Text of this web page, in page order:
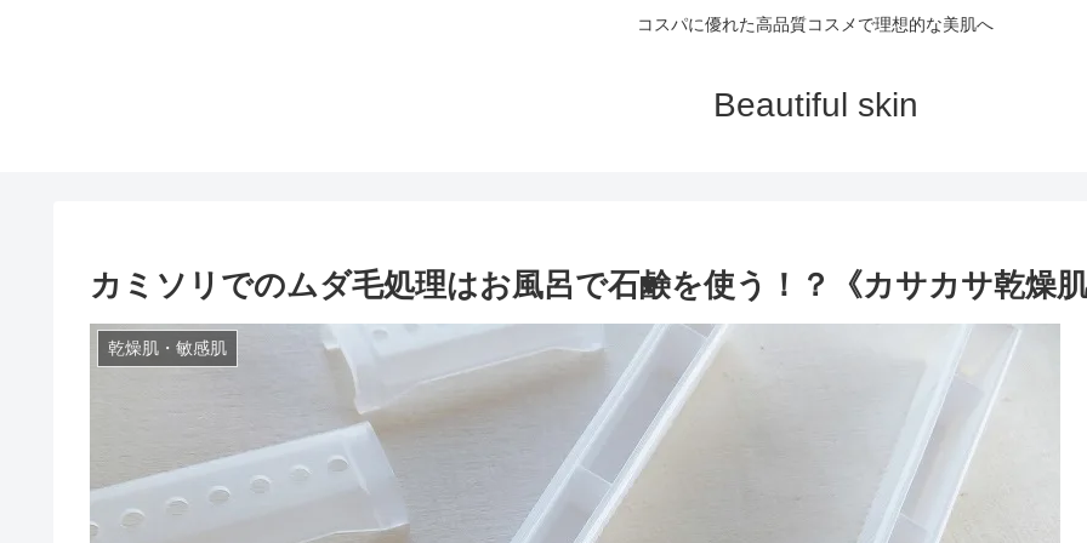
コスパに優れた高品質コスメで理想的な美肌へ
Beautiful skin
カミソリでのムダ毛処理はお風呂で石鹸を使う！？《カサカサ乾燥
乾燥肌・敏感肌